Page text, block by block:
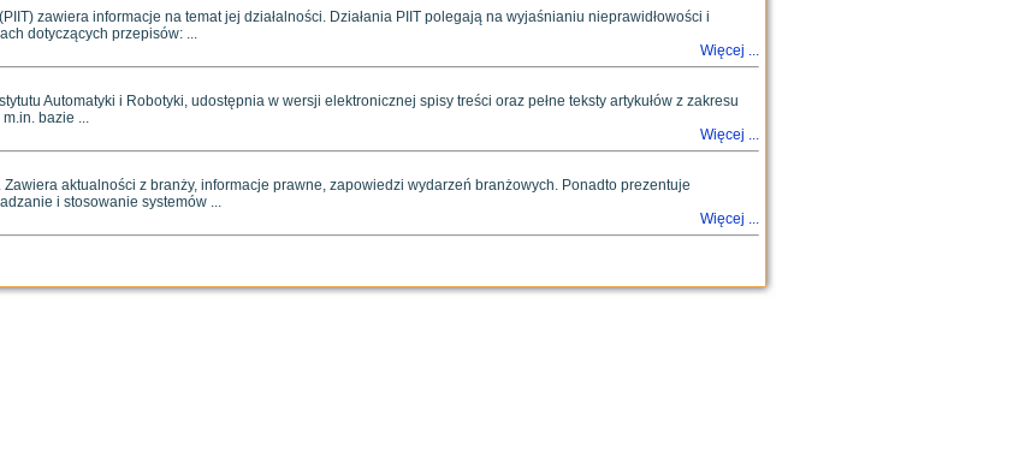
zawiera informacje na temat jej działalności. Działania PIIT polegają na wyjaśnianiu nieprawidłowości i
dotyczących przepisów: ...
Więcej ...
Automatyki i Robotyki, udostępnia w wersji elektronicznej spisy treści oraz pełne teksty artykułów z zakresu
bazie ...
Więcej ...
aktualności z branży, informacje prawne, zapowiedzi wydarzeń branżowych. Ponadto prezentuje
i stosowanie systemów ...
Więcej ...